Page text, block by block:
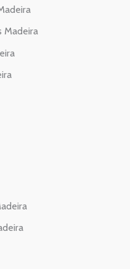
Madeira